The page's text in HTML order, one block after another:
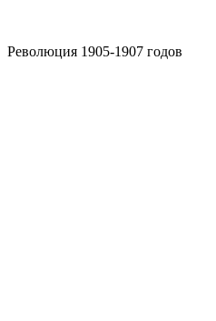
Революция 1905-1907 годов